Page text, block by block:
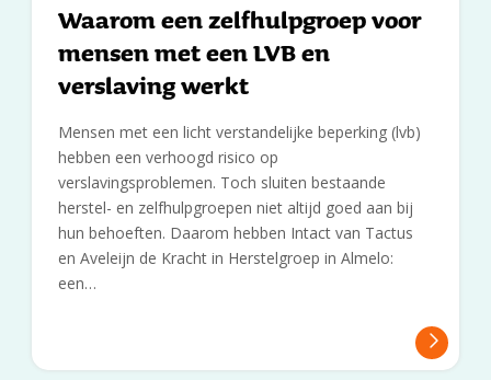
Waarom een zelfhulpgroep voor
mensen met een LVB en
verslaving werkt
Mensen met een licht verstandelijke beperking (lvb)
hebben een verhoogd risico op
verslavingsproblemen. Toch sluiten bestaande
herstel- en zelfhulpgroepen niet altijd goed aan bij
hun behoeften. Daarom hebben Intact van Tactus
en Aveleijn de Kracht in Herstelgroep in Almelo:
een…